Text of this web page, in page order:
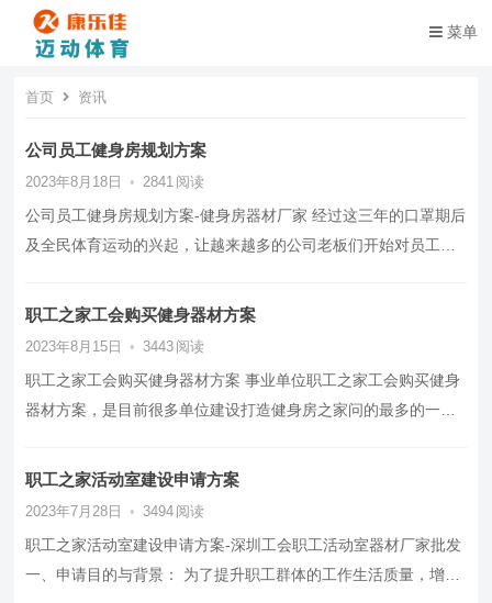
菜单
首页 资讯
公司员工健身房规划方案
2023年8月18日 • 2841 阅读
公司员工健身房规划方案-健身房器材厂家 经过这三年的口罩期后
及全民体育运动的兴起，让越来越多的公司老板们开始对员工健
职工之家工会购买健身器材方案
2023年8月15日 • 3443 阅读
职工之家工会购买健身器材方案 事业单位职工之家工会购买健身
器材方案，是目前很多单位建设打造健身房之家问的最多的一个
职工之家活动室建设申请方案
2023年7月28日 • 3494 阅读
职工之家活动室建设申请方案-深圳工会职工活动室器材厂家批发
一、申请目的与背景： 为了提升职工群体的工作生活质量，增强